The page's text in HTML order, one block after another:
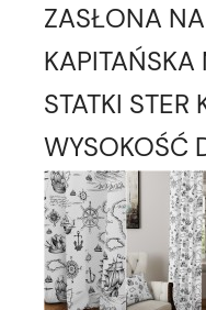
ZASŁONA
KAPITAŃSKA
STATKI
WYSOKOŚĆ